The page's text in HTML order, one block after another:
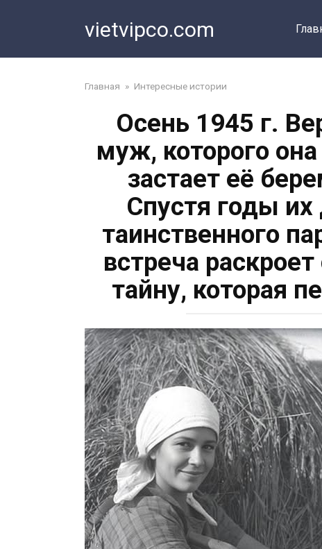
vietvipco.com
Главная » Интересные истории
Осень 1945 г.
муж, которого
застает её
Спустя годы
таинственного
встреча
тайну, которая